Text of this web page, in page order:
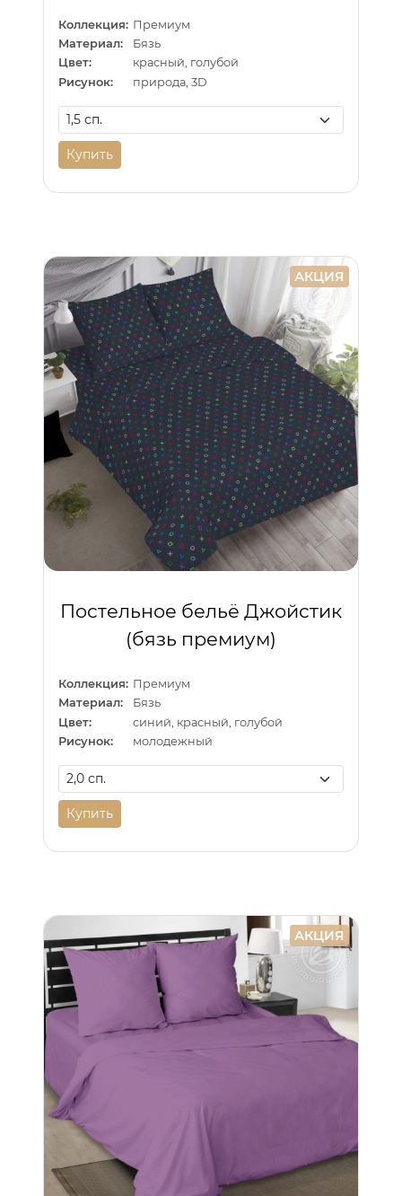
Коллекция: Премиум
Материал:
Бязь
Цвет:
красный, голубой
Рисунок:
природа, 3D
Купить
АКЦИЯ
Постельное бельё Джойстик
(бязь премиум)
Коллекция: Премиум
Материал:
Бязь
Цвет:
синий, красный, голубой
Рисунок:
молодежный
Купить
АКЦИЯ